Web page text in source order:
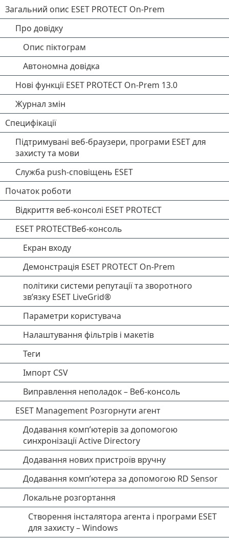
Загальний опис ESET PROTECT On-Prem
Про довідку
Опис піктограм
Автономна довідка
Нові функції ESET PROTECT On-Prem 13.0
Журнал змін
Специфікації
Підтримувані веб-браузери, програми ESET для
захисту та мови
Служба push-сповіщень ESET
Початок роботи
Відкриття веб-консолі ESET PROTECT
ESET PROTECTВеб-консоль
Екран входу
Демонстрація ESET PROTECT On-Prem
політики системи репутації та зворотного
зв’язку ESET LiveGrid®
Параметри користувача
Налаштування фільтрів і макетів
Теги
Імпорт CSV
Виправлення неполадок – Веб-консоль
ESET Management Pозгорнути агент
Додавання комп’ютерів за допомогою
синхронізації Active Directory
Додавання нових пристроїв вручну
Додавання комп’ютера за допомогою RD Sensor
Локальне розгортання
Створення інсталятора агента і програми ESET
для захисту – Windows